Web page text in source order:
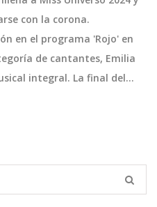
con la corona.
en el programa 'Rojo' en
de cantantes, Emilia
integral. La final del
en Ciudad de